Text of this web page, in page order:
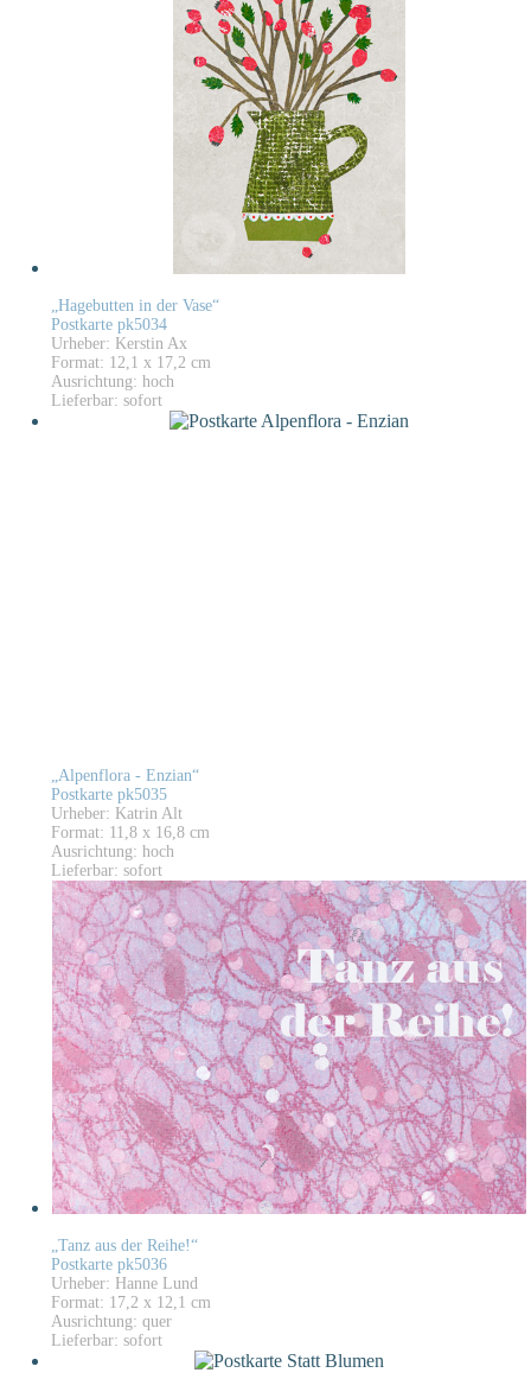
„Hagebutten in der Vase“
Postkarte pk5034
Urheber: Kerstin Ax
Format: 12,1 x 17,2 cm
Ausrichtung: hoch
Lieferbar: sofort
„Alpenflora - Enzian“
Postkarte pk5035
Urheber: Katrin Alt
Format: 11,8 x 16,8 cm
Ausrichtung: hoch
Lieferbar: sofort
„Tanz aus der Reihe!“
Postkarte pk5036
Urheber: Hanne Lund
Format: 17,2 x 12,1 cm
Ausrichtung: quer
Lieferbar: sofort